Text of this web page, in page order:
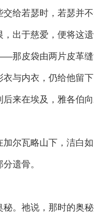
给若瑟时，若瑟并
出于慈爱，便将这
那皮袋由两片皮革
与内衣，仍给他留
来在埃及，雅各伯
尔瓦略山下，洁白
遗骨。
。祂说，那时的奥